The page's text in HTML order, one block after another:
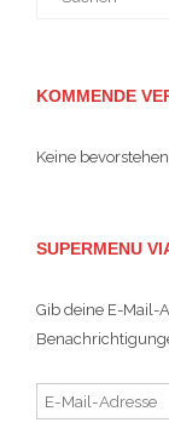
KOMMENDE
Keine
SUPERMENU
Gib deine E-Mail-
E-
Mail-